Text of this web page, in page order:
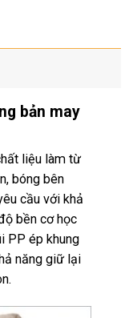
bản may
liệu làm từ
bóng bên
cầu với khả
bền cơ học
PP ép khung
năng giữ lại